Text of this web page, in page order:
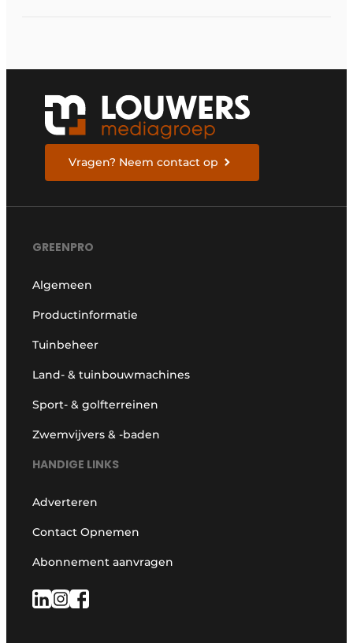
Vragen? Neem contact op
GREENPRO
Algemeen
Productinformatie
Tuinbeheer
Land- & tuinbouwmachines
Sport- & golfterreinen
Zwemvijvers & -baden
HANDIGE LINKS
Adverteren
Contact Opnemen
Abonnement aanvragen